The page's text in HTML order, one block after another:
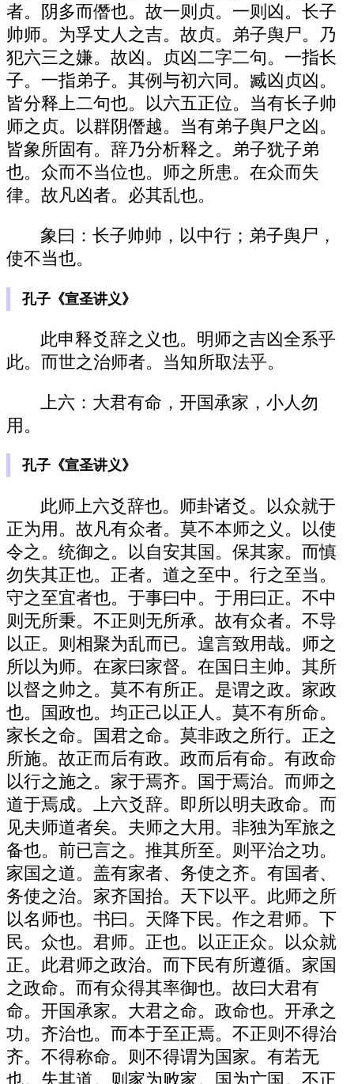
者。阴多而僭也。故一则贞。一则凶。长子
帅师。为孚丈人之吉。故贞。弟子舆尸。乃
犯六三之嫌。故凶。贞凶二字二句。一指长
子。一指弟子。其例与初六同。臧凶贞凶。
皆分释上二句也。以六五正位。当有长子帅
师之贞。以群阴僭越。当有弟子舆尸之凶。
皆象所固有。辞乃分析释之。弟子犹子弟
也。众而不当位也。师之所患。在众而失
律。故凡凶者。必其乱也。
象曰：长子帅帅，以中行；弟子舆尸，
使不当也。
孔子《宣圣讲义》
此申释爻辞之义也。明师之吉凶全系乎
此。而世之治师者。当知所取法乎。
上六：大君有命，开国承家，小人勿
用。
孔子《宣圣讲义》
此师上六爻辞也。师卦诸爻。以众就于
正为用。故凡有众者。莫不本师之义。以使
令之。统御之。以自安其国。保其家。而慎
勿失其正也。正者。道之至中。行之至当。
守之至宜者也。于事曰中。于用曰正。不中
则无所秉。不正则无所承。故有众者。不导
以正。则相聚为乱而已。遑言致用哉。师之
所以为师。在家曰家督。在国日主帅。其所
以督之帅之。莫不有所正。是谓之政。家政
也。国政也。均正己以正人。莫不有所命。
家长之命。国君之命。莫非政之所行。正之
所施。故正而后有政。政而后有命。有政命
以行之施之。家于焉齐。国于焉治。而师之
道于焉成。上六爻辞。即所以明夫政命。而
见夫师道者矣。夫师之大用。非独为军旅之
备也。前已言之。推其所至。则平治之功。
家国之道。盖有家者、务使之齐。有国者、
务使之治。家齐国抬。天下以平。此师之所
以名师也。书曰。天降下民。作之君师。下
民。众也。君师。正也。以正正众。以众就
正。此君师之政治。而下民有所遵循。家国
之政命。而有众得其率御也。故曰大君有
命。开国承家。大君之命。政命也。开承之
功。齐治也。而本于至正焉。不正则不得治
齐。不得称命。则不得谓为国家。有若无
也。失其道。则家为败家。国为亡国。不正